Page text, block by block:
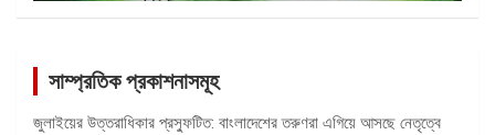
সাম্প্রতিক প্রকাশনাসমূহ
জুলাইয়ের উত্তরাধিকার প্রস্ফুটিত: বাংলাদেশের তরুণরা এগিয়ে আসছে নেতৃত্বে